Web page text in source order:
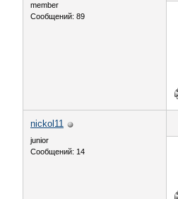
member
Сообщений: 89
nickol11
junior
Сообщений: 14